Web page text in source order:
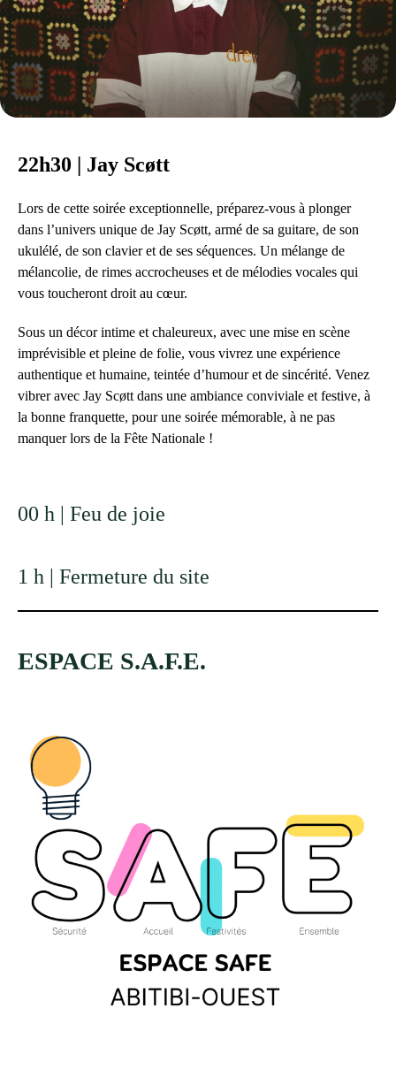
22h30 | Jay Scøtt
Lors de cette soirée exceptionnelle, préparez-vous à plonger
dans l’univers unique de Jay Scøtt, armé de sa guitare, de son
ukulélé, de son clavier et de ses séquences. Un mélange de
mélancolie, de rimes accrocheuses et de mélodies vocales qui
vous toucheront droit au cœur.
Sous un décor intime et chaleureux, avec une mise en scène
imprévisible et pleine de folie, vous vivrez une expérience
authentique et humaine, teintée d’humour et de sincérité. Venez
vibrer avec Jay Scøtt dans une ambiance conviviale et festive, à
la bonne franquette, pour une soirée mémorable, à ne pas
manquer lors de la Fête Nationale !
00 h | Feu de joie
1 h | Fermeture du site
ESPACE S.A.F.E.